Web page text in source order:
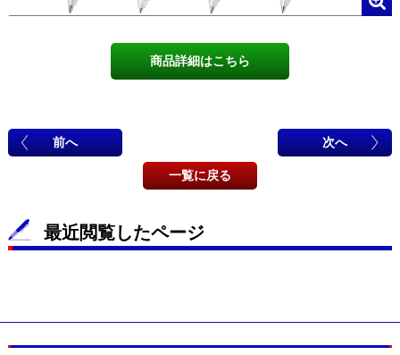
商品詳細はこちら
前へ
一覧に戻る
次へ
最近閲覧したページ